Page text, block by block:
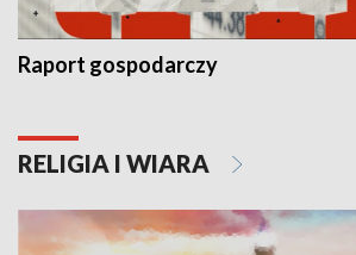
Raport gospodarczy
RELIGIA I WIARA